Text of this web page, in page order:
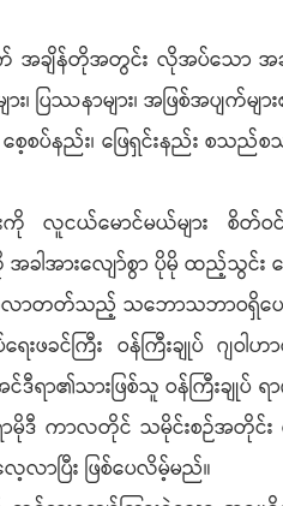
အချိန်တိုအတွင်း လိုအပ်သော အ
ား၊ ပြဿနာများ၊ အဖြစ်အပျ
စေ့စပ်နည်း၊ ဖြေရှင်းနည်း
ကို လူငယ်မောင်မယ်များ စိ
အားလျော်စွာ ပိုမို ထည့်သွင်း ဖေ
လဲလာတတ်သည့် သဘောသဘာဝရှိပ
းဖခင်ကြီး ဝန်ကြီးချုပ် ဂျ
အင်ဒီရာ၏သားဖြစ်သူ ဝန်ကြီးချု
ာမိုဒီ ကာလတိုင် သမိုင်းစဉ်အတိုင်
လာပြီး ဖြစ်ပေလိမ့်မည်။